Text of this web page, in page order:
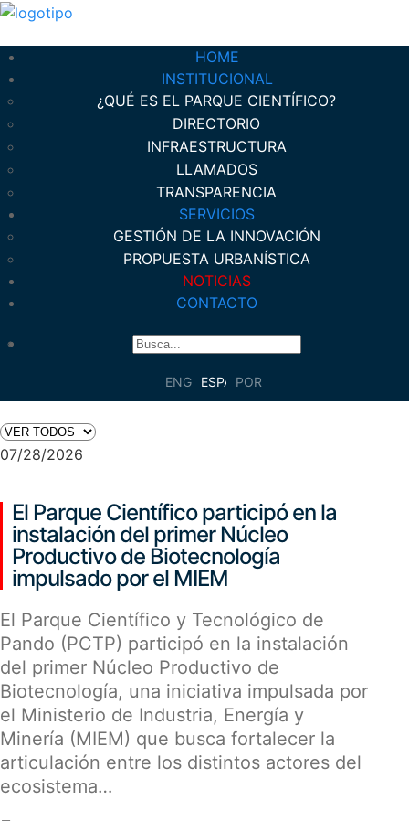
HOME
INSTITUCIONAL
¿QUÉ ES EL PARQUE CIENTÍFICO?
DIRECTORIO
INFRAESTRUCTURA
LLAMADOS
TRANSPARENCIA
SERVICIOS
GESTIÓN DE LA INNOVACIÓN
PROPUESTA URBANÍSTICA
NOTICIAS
CONTACTO
ENGLISHESPAÑOLPORTUGUÊS DO BRASIL
07/28/2026
El Parque Científico participó en la
instalación del primer Núcleo
Productivo de Biotecnología
impulsado por el MIEM
El Parque Científico y Tecnológico de
Pando (PCTP) participó en la instalación
del primer Núcleo Productivo de
Biotecnología, una iniciativa impulsada por
el Ministerio de Industria, Energía y
Minería (MIEM) que busca fortalecer la
articulación entre los distintos actores del
ecosistema…